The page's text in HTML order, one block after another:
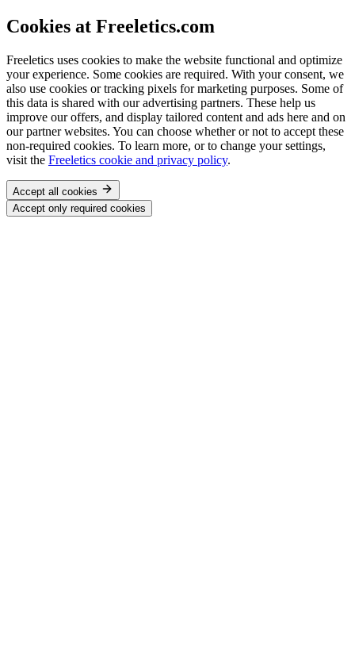
Cookies at Freeletics.com
Freeletics uses cookies to make the website functional and optimize
your experience. Some cookies are required. With your consent, we
also use cookies or tracking pixels for marketing purposes. Some of
this data is shared with our advertising partners. These help us
improve our offers, and display tailored content and ads here and on
our partner websites. You can choose whether or not to accept these
non-required cookies. To learn more, or to change your settings,
visit the Freeletics cookie and privacy policy.
Accept all cookies
Accept only required cookies